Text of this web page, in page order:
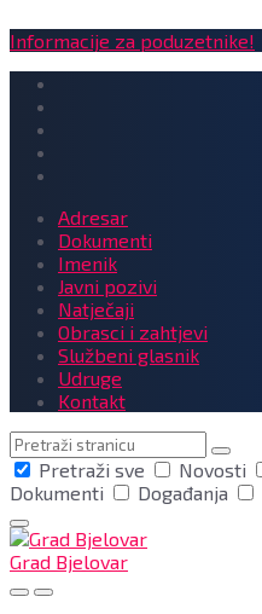
Informacije za poduzetnike!
Adresar
Dokumenti
Imenik
Javni pozivi
Natječaji
Obrasci i zahtjevi
Službeni glasnik
Udruge
Kontakt
Pretraga
Pretraži sve
Novosti
Dokumenti
Događanja
Grad Bjelovar